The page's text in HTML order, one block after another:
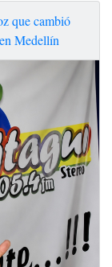
que cambió
Medellín